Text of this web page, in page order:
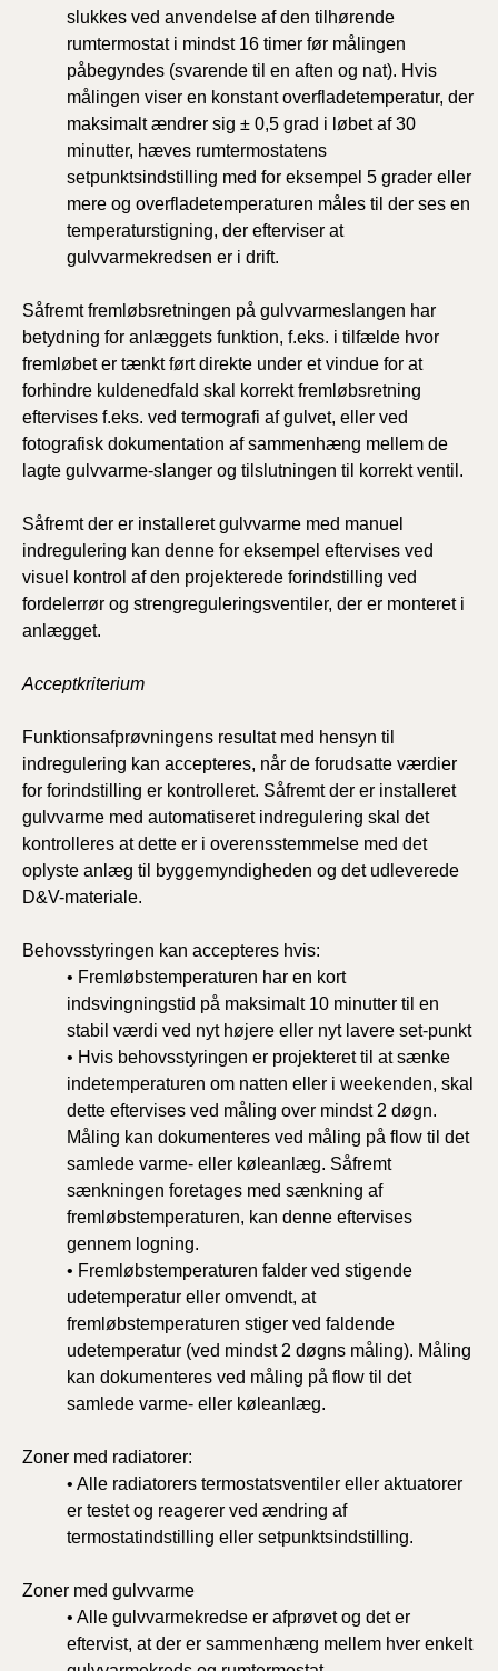
slukkes ved anvendelse af den tilhørende
rumtermostat i mindst 16 timer før målingen
påbegyndes (svarende til en aften og nat). Hvis
målingen viser en konstant overfladetemperatur, der
maksimalt ændrer sig ± 0,5 grad i løbet af 30
minutter, hæves rumtermostatens
setpunktsindstilling med for eksempel 5 grader eller
mere og overfladetemperaturen måles til der ses en
temperaturstigning, der efterviser at
gulvvarmekredsen er i drift.
Såfremt fremløbsretningen på gulvvarmeslangen har
betydning for anlæggets funktion, f.eks. i tilfælde hvor
fremløbet er tænkt ført direkte under et vindue for at
forhindre kuldenedfald skal korrekt fremløbsretning
eftervises f.eks. ved termografi af gulvet, eller ved
fotografisk dokumentation af sammenhæng mellem de
lagte gulvvarme-slanger og tilslutningen til korrekt ventil.
Såfremt der er installeret gulvvarme med manuel
indregulering kan denne for eksempel eftervises ved
visuel kontrol af den projekterede forindstilling ved
fordelerrør og strengreguleringsventiler, der er monteret i
anlægget.
Acceptkriterium
Funktionsafprøvningens resultat med hensyn til
indregulering kan accepteres, når de forudsatte værdier
for forindstilling er kontrolleret. Såfremt der er installeret
gulvvarme med automatiseret indregulering skal det
kontrolleres at dette er i overensstemmelse med det
oplyste anlæg til byggemyndigheden og det udleverede
D&V-materiale.
Behovsstyringen kan accepteres hvis:
• Fremløbstemperaturen har en kort
indsvingningstid på maksimalt 10 minutter til en
stabil værdi ved nyt højere eller nyt lavere set-punkt
• Hvis behovsstyringen er projekteret til at sænke
indetemperaturen om natten eller i weekenden, skal
dette eftervises ved måling over mindst 2 døgn.
Måling kan dokumenteres ved måling på flow til det
samlede varme- eller køleanlæg. Såfremt
sænkningen foretages med sænkning af
fremløbstemperaturen, kan denne eftervises
gennem logning.
• Fremløbstemperaturen falder ved stigende
udetemperatur eller omvendt, at
fremløbstemperaturen stiger ved faldende
udetemperatur (ved mindst 2 døgns måling). Måling
kan dokumenteres ved måling på flow til det
samlede varme- eller køleanlæg.
Zoner med radiatorer:
• Alle radiatorers termostatsventiler eller aktuatorer
er testet og reagerer ved ændring af
termostatindstilling eller setpunktsindstilling.
Zoner med gulvvarme
• Alle gulvvarmekredse er afprøvet og det er
eftervist, at der er sammenhæng mellem hver enkelt